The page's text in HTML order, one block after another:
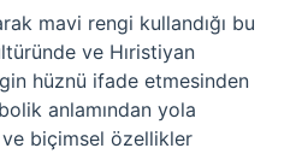
mavi rengi kullandığı bu
ve Hıristiyan
hüznü ifade etmesinden
anlamından yola
ve biçimsel özellikler